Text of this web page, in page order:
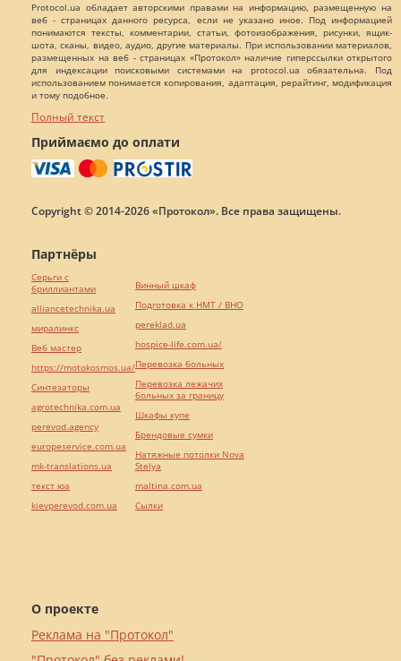
Protocol.ua обладает авторскими правами на информацию, размещенную на
веб - страницах данного ресурса, если не указано иное. Под информацией
понимаются тексты, комментарии, статьи, фотоизображения, рисунки, ящик-
шота, сканы, видео, аудио, другие материалы. При использовании материалов,
размещенных на веб - страницах «Протокол» наличие гиперссылки открытого
для индексации поисковыми системами на protocol.ua обязательна. Под
использованием понимается копирования, адаптация, рерайтинг, модификация
и тому подобное.
Полный текст
Приймаємо до оплати
Copyright © 2014-2026 «Протокол». Все права защищены.
О проекте
Реклама на "Протокол"
Партнёры
Серьги с
бриллиантами
alliancetechnika.ua
миралинкс
Веб мастер
https://motokosmos.ua/
Синтезаторы
agrotechnika.com.ua
perevod.agency
europeservice.com.ua
mk-translations.ua
текст юа
kievperevod.com.ua
Винный шкаф
Подготовка к НМТ / ВНО
pereklad.ua
hospice-life.com.ua/
Перевозка больных
Перевозка лежачих
больных за границу
Шкафы купе
Брендовые сумки
Натяжные потолки Nova
Stelya
maltina.com.ua
Cылки